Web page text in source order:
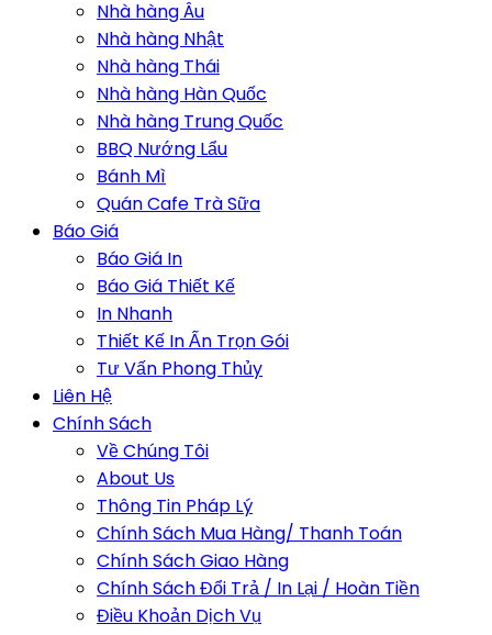
Nhà hàng Âu
Nhà hàng Nhật
Nhà hàng Thái
Nhà hàng Hàn Quốc
Nhà hàng Trung Quốc
BBQ Nướng Lẩu
Bánh Mì
Quán Cafe Trà Sữa
Báo Giá
Báo Giá In
Báo Giá Thiết Kế
In Nhanh
Thiết Kế In Ấn Trọn Gói
Tư Vấn Phong Thủy
Liên Hệ
Chính Sách
Về Chúng Tôi
About Us
Thông Tin Pháp Lý
Chính Sách Mua Hàng/ Thanh Toán
Chính Sách Giao Hàng
Chính Sách Đổi Trả / In Lại / Hoàn Tiền
Điều Khoản Dịch Vụ